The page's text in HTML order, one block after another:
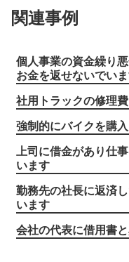
関連事例
個人事業の資金繰り
お金を返せないでい
社用トラックの修理
強制的にバイクを購
上司に借金があり仕
います
勤務先の社長に返済
います
会社の代表に借用書